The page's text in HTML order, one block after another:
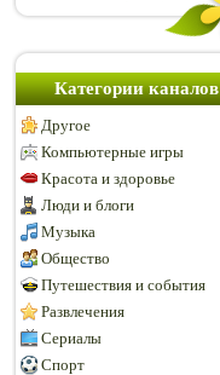
Категории каналов
Другое
Компьютерные игры
Красота и здоровье
Люди и блоги
Музыка
Общество
Путешествия и события
Развлечения
Сериалы
Спорт